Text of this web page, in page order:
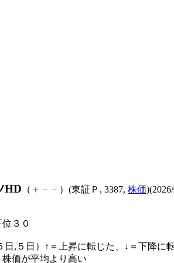
HD （ ＋ － － ）(東証Ｐ, 3387, 株価
３０
,５日）↑＝上昇に転じた、↓＝下降に転
価が平均より高い